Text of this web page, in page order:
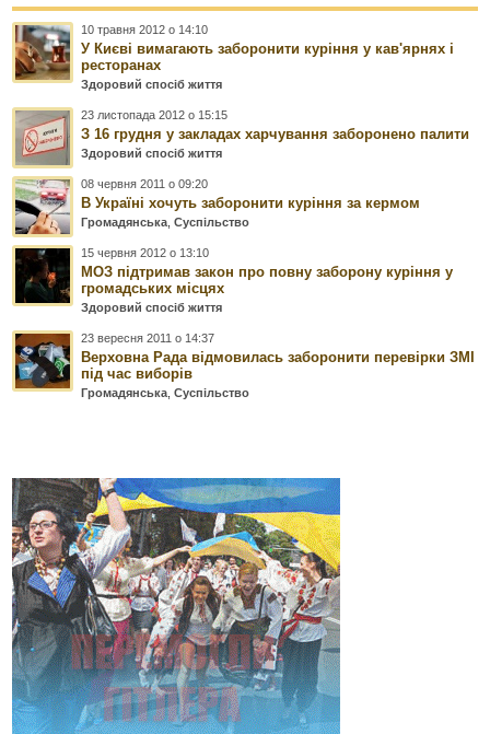
10 травня 2012 о 14:10
У Києві вимагають заборонити куріння у кав'ярнях і
ресторанах
Здоровий спосіб життя
23 листопада 2012 о 15:15
З 16 грудня у закладах харчування заборонено палити
Здоровий спосіб життя
08 червня 2011 о 09:20
В Україні хочуть заборонити куріння за кермом
Громадянська ,Суспільство
15 червня 2012 о 13:10
МОЗ підтримав закон про повну заборону куріння у
громадських місцях
Здоровий спосіб життя
23 вересня 2011 о 14:37
Верховна Рада відмовилась заборонити перевірки ЗМІ
під час виборів
Громадянська ,Суспільство